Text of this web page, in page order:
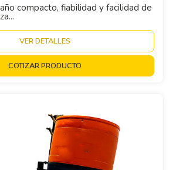
compacto, fiabilidad y facilidad de
VER DETALLES
COTIZAR PRODUCTO